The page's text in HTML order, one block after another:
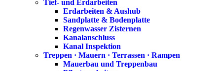
Tief- und Erdarbeiten
Erdarbeiten & Aushub
Sandplatte & Bodenplatte
Regenwasser Zisternen
Kanalanschluss
Kanal Inspektion
Treppen · Mauern · Terrassen · Rampen
Mauerbau und Treppenbau